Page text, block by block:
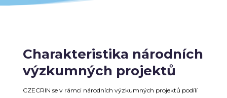
Charakteristika národních
výzkumných projektů
CZECRIN se v rámci národních výzkumných projektů podílí